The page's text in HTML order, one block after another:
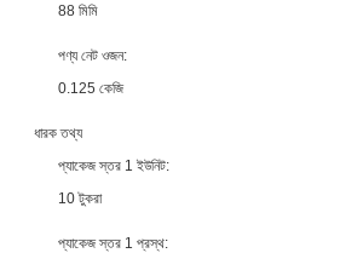
88 মিমি
পণ্য নেট ওজন:
0.125 কেজি
ধারক তথ্য
প্যাকেজ স্তর 1 ইউনিট:
10 টুকরা
প্যাকেজ স্তর 1 প্রস্থ: